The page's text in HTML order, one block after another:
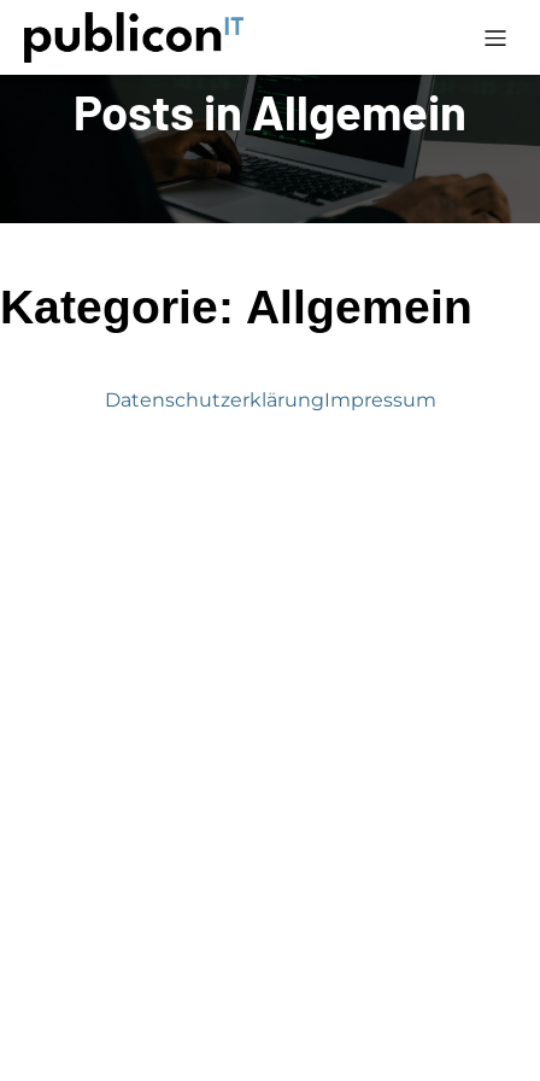
Inhalt
springen
Posts in Allgemein
Kategorie: Allgemein
DatenschutzerklärungImpressum